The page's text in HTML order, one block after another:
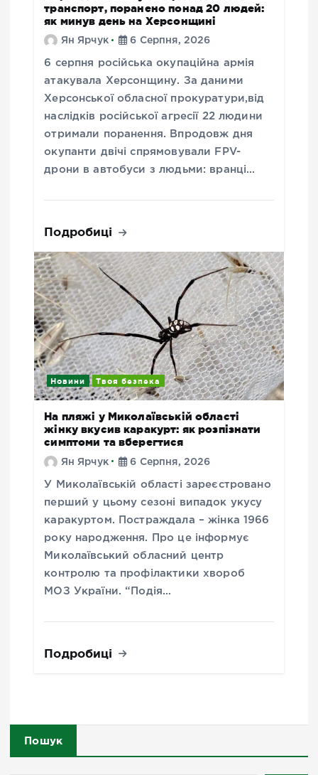
транспорт, поранено понад 20 людей:
як минув день на Херсонщині
Ян Ярчук 6 Серпня, 2026
6 серпня російська окупаційна армія
атакувала Херсонщину. За даними
Херсонської обласної прокуратури,від
наслідків російської агресії 22 людини
отримали поранення. Впродовж дня
окупанти двічі спрямовували FPV-
дрони в автобуси з людьми: вранці…
Подробиці
Новини Твоя безпека
На пляжі у Миколаївській області
жінку вкусив каракурт: як розпізнати
симптоми та вберегтися
Ян Ярчук 6 Серпня, 2026
У Миколаївській області зареєстровано
перший у цьому сезоні випадок укусу
каракуртом. Постраждала – жінка 1966
року народження. Про це інформує
Миколаївський обласний центр
контролю та профілактики хвороб
МОЗ України. “Подія…
Подробиці
Пошук